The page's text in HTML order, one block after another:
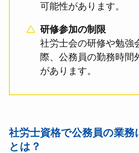
可能性があります。
研修参加の制限
社労士会の研修や勉強
際、公務員の勤務時間
があります。
社労士資格で公務員の業
とは？